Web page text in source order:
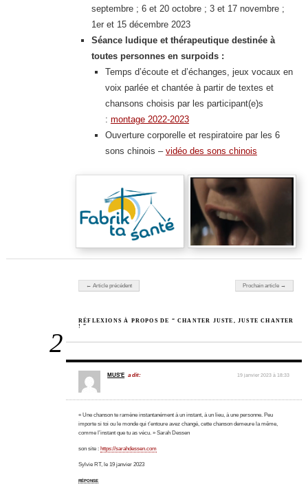
septembre ; 6 et 20 octobre ; 3 et 17 novembre ;
1er et 15 décembre 2023
Séance ludique et thérapeutique destinée à
toutes personnes en surpoids :
Temps d’écoute et d’échanges, jeux vocaux en
voix parlée et chantée à partir de textes et
chansons choisis par les participant(e)s
: montage 2022-2023
Ouverture corporelle et respiratoire par les 6
sons chinois – vidéo des sons chinois
Navigation des articles
← Article précédent Prochain article →
2
RÉFLEXIONS À PROPOS DE “ CHANTER JUSTE, JUSTE CHANTER
! ”
MUS'E a dit: 19 janvier 2023 à 18:33
« Une chanson te ramène instantanément à un instant, à un lieu, à une personne. Peu
importe si toi ou le monde qui t’entoure avez changé, cette chanson demeure la même,
comme l’instant que tu as vécu. » Sarah Dessen
son site : https://sarahdessen.com
Sylvie RT, le 19 janvier 2023
RÉPONSE